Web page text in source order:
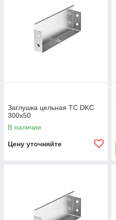
Заглушка цельная ТС DKC
300х50
В наличии
Цену уточняйте